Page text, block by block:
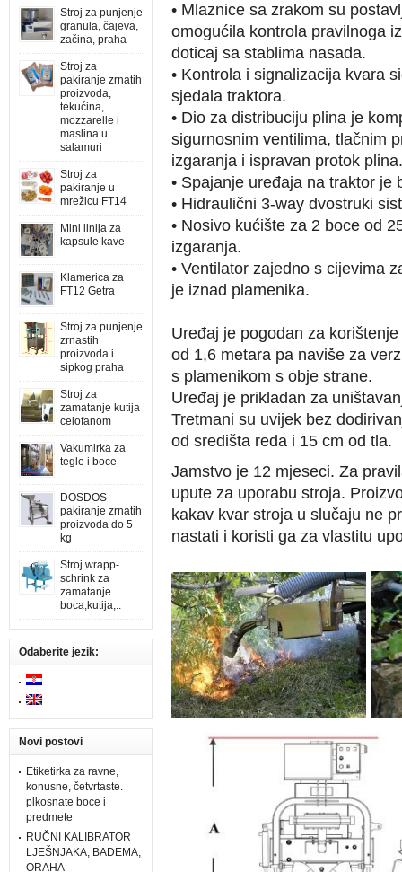
Stroj za punjenje
granula, čajeva,
začina, praha
Stroj za
pakiranje zrnatih
proizvoda,
tekućina,
mozzarelle i
maslina u
salamuri
Stroj za
pakiranje u
mrežicu FT14
Mini linija za
kapsule kave
Klamerica za
FT12 Getra
Stroj za punjenje
zrnastih
proizvoda i
sipkog praha
Stroj za
zamatanje kutija
celofanom
Vakumirka za
tegle i boce
DOSDOS
pakiranje zrnatih
proizvoda do 5
kg
Stroj wrapp-
schrink za
zamatanje
boca,kutija,..
Odaberite jezik:
Novi postovi
Etiketirka za ravne,
konusne, četvrtaste.
plkosnate boce i
predmete
RUČNI KALIBRATOR
LJEŠNJAKA, BADEMA,
ORAHA
• Mlaznice sa zrakom su
omogućila kontrola pravilnoga
doticaj sa stablima nasada.
• Kontrola i signalizacija kvara
sjedala traktora.
• Dio za distribuciju plina je
sigurnosnim ventilima, tlačnim
izgaranja i ispravan protok plina.
• Spajanje uređaja na traktor je
• Hidraulični 3-way dvostruki
• Nosivo kućište za 2 boce od
izgaranja.
• Ventilator zajedno s cijevima
je iznad plamenika.
Uređaj je pogodan za
od 1,6 metara pa naviše za
s plamenikom s obje strane.
Uređaj je prikladan za
Tretmani su uvijek bez
od središta reda i 15 cm od tla.
Jamstvo je 12 mjeseci. Za
upute za uporabu stroja.
kakav kvar stroja u slučaju ne
nastati i koristi ga za vlastitu